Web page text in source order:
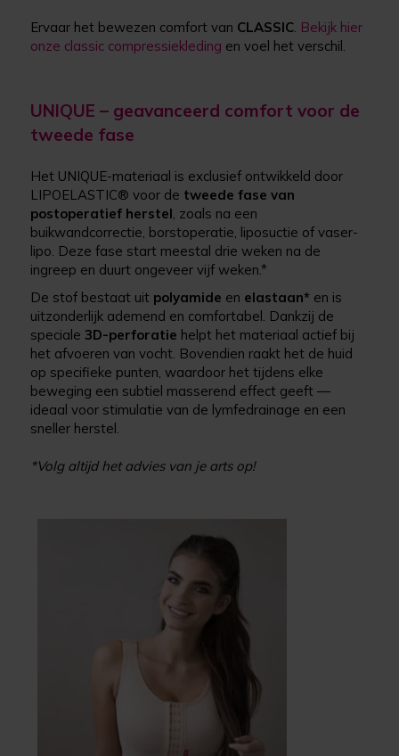
Ervaar het bewezen comfort van CLASSIC. Bekijk hier
onze classic compressiekleding en voel het verschil.
UNIQUE – geavanceerd comfort voor de
tweede fase
Het UNIQUE-materiaal is exclusief ontwikkeld door
LIPOELASTIC® voor de tweede fase van
postoperatief herstel, zoals na een
buikwandcorrectie, borstoperatie, liposuctie of vaser-
lipo. Deze fase start meestal drie weken na de
ingreep en duurt ongeveer vijf weken.*
De stof bestaat uit polyamide en elastaan* en is
uitzonderlijk ademend en comfortabel. Dankzij de
speciale 3D-perforatie helpt het materiaal actief bij
het afvoeren van vocht. Bovendien raakt het de huid
op specifieke punten, waardoor het tijdens elke
beweging een subtiel masserend effect geeft —
ideaal voor stimulatie van de lymfedrainage en een
sneller herstel.
*Volg altijd het advies van je arts op!